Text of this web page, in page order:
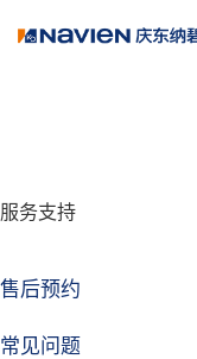
服务支持
售后预约
常见问题
品牌故事
技术实力
企业动态
焦点注册Life